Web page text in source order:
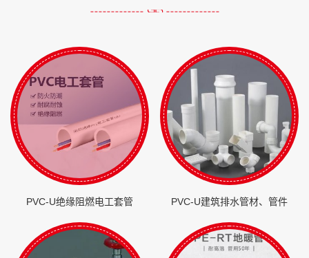
PVC-U绝缘阻燃电工套管 PVC-U建筑排水管材、管件